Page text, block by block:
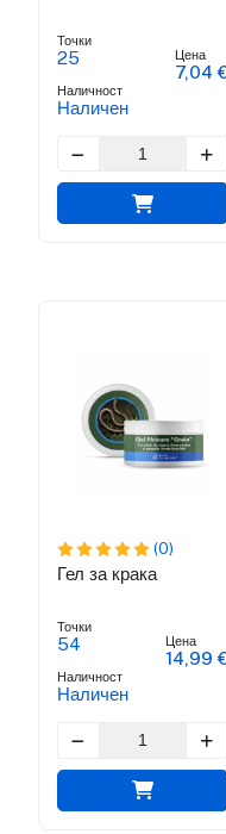
Точки
25
Наличност
Наличен
Цена
7,04 €
(0)
Гел за крака
Точки
54
Наличност
Наличен
Цена
14,99 €